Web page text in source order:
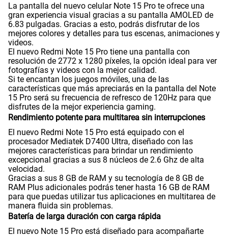
Cámara de fotos Frontal 20Mpx
Radio FM
Capacidad Memoria Externa NO
Capacidad Memoria Interna 512 GB
Capacidad Memoria RAM 8+8
GPS Si
La pantalla del nuevo celular Note 15 Pro te ofrece una
gran experiencia visual gracias a su pantalla AMOLED de
6.83 pulgadas. Gracias a esto, podrás disfrutar de los
mejores colores y detalles para tus escenas, animaciones y
videos.
El nuevo Redmi Note 15 Pro tiene una pantalla con
resolución de 2772 x 1280 píxeles, la opción ideal para ver
fotografías y videos con la mejor calidad.
Si te encantan los juegos móviles, una de las
características que más apreciarás en la pantalla del Note
15 Pro será su frecuencia de refresco de 120Hz para que
disfrutes de la mejor experiencia gaming.
Rendimiento potente para multitarea sin interrupciones
El nuevo Redmi Note 15 Pro está equipado con el
procesador Mediatek D7400 Ultra, diseñado con las
mejores características para brindar un rendimiento
excepcional gracias a sus 8 núcleos de 2.6 Ghz de alta
velocidad.
Gracias a sus 8 GB de RAM y su tecnología de 8 GB de
RAM Plus adicionales podrás tener hasta 16 GB de RAM
para que puedas utilizar tus aplicaciones en multitarea de
manera fluida sin problemas.
Batería de larga duración con carga rápida
El nuevo Note 15 Pro está diseñado para acompañarte